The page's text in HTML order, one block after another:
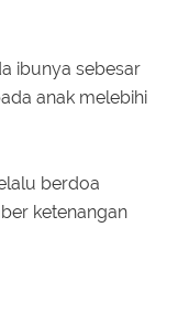
ibunya sebesar
anak melebihi
berdoa
ketenangan